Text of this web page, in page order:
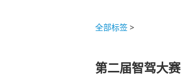
全部标签>
第二届智驾大赛